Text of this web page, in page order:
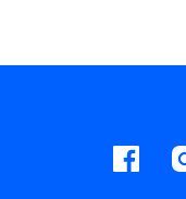
Facebook